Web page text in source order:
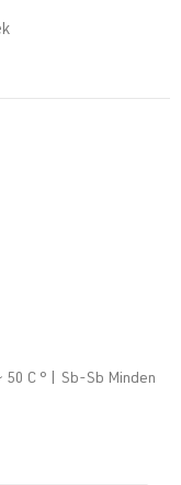
C ° | Sb-Sb Minden